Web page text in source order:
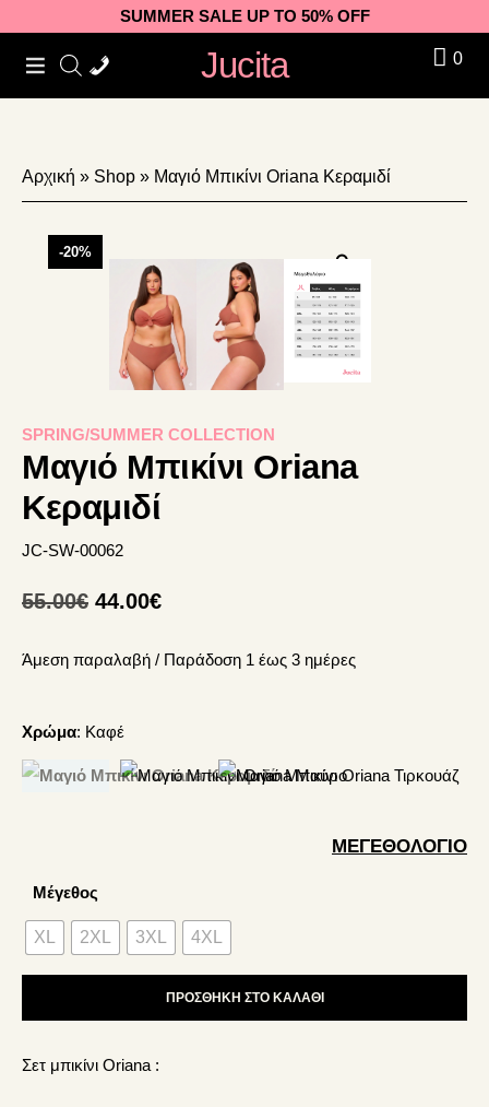
to
primary
to
main
to
footer
SUMMER SALE UP TO 50% OFF
Jucita 0
Αρχική » Shop » Μαγιό Μπικίνι Oriana Κεραμιδί
-20%
SPRING/SUMMER COLLECTION
Μαγιό Μπικίνι Oriana
Κεραμιδί
JC-SW-00062
55.00€ Original
was:
44.00€Η
τιμή
Άμεση παραλαβή / Παράδoση 1 έως 3 ημέρες
Χρώμα: Καφέ
ΜΕΓΕΘΟΛΌΓΙΟ
Μέγεθος
XL 2XL 3XL 4XL
ΠΡΟΣΘΉΚΗ ΣΤΟ ΚΑΛΆΘΙ
Σετ μπικίνι Oriana :